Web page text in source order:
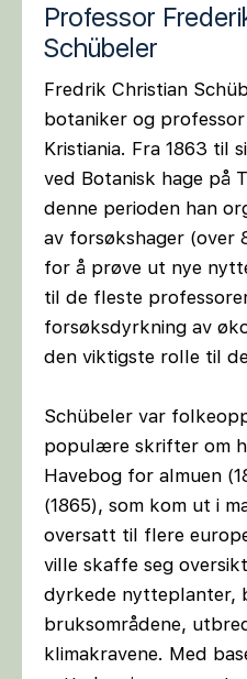
Professor
Schübeler
Fredrik Christian
botaniker og
Kristiania. Fra 1863 til
ved Botanisk hage på
denne perioden han
av forsøkshager (over
for å prøve ut nye
til de fleste
forsøksdyrkning av
den viktigste rolle til
Schübeler var
populære skrifter om
Havebog for almuen
(1865), som kom ut i
oversatt til flere
ville skaffe seg
dyrkede nytteplanter,
bruksområdene,
klimakravene. Med